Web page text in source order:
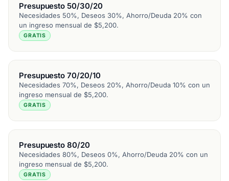
Presupuesto 50/30/20
Necesidades 50%, Deseos 30%, Ahorro/Deuda 20% con
un ingreso mensual de $5,200.
GRATIS
Presupuesto 70/20/10
Necesidades 70%, Deseos 20%, Ahorro/Deuda 10% con un
ingreso mensual de $5,200.
GRATIS
Presupuesto 80/20
Necesidades 80%, Deseos 0%, Ahorro/Deuda 20% con un
ingreso mensual de $5,200.
GRATIS